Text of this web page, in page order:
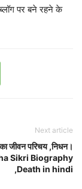
पर बने रहने के
Next article
जीवन परिचय ,निधन।
Sikri Biography
,Death in hindi